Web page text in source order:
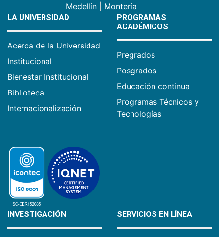
Medellín
Montería
LA UNIVERSIDAD
Acerca de la Universidad
Institucional
Bienestar Institucional
Biblioteca
Internacionalización
PROGRAMAS
ACADÉMICOS
Pregrados
Posgrados
Educación continua
Programas Técnicos y
Tecnologías
INVESTIGACIÓN SERVICIOS EN LÍNEA